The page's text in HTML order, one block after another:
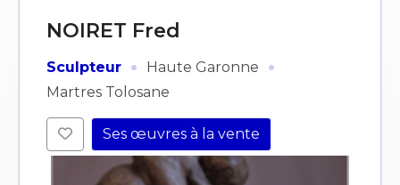
NOIRET Fred
Sculpteur · Haute Garonne ·
Martres Tolosane
Ses œuvres à la vente